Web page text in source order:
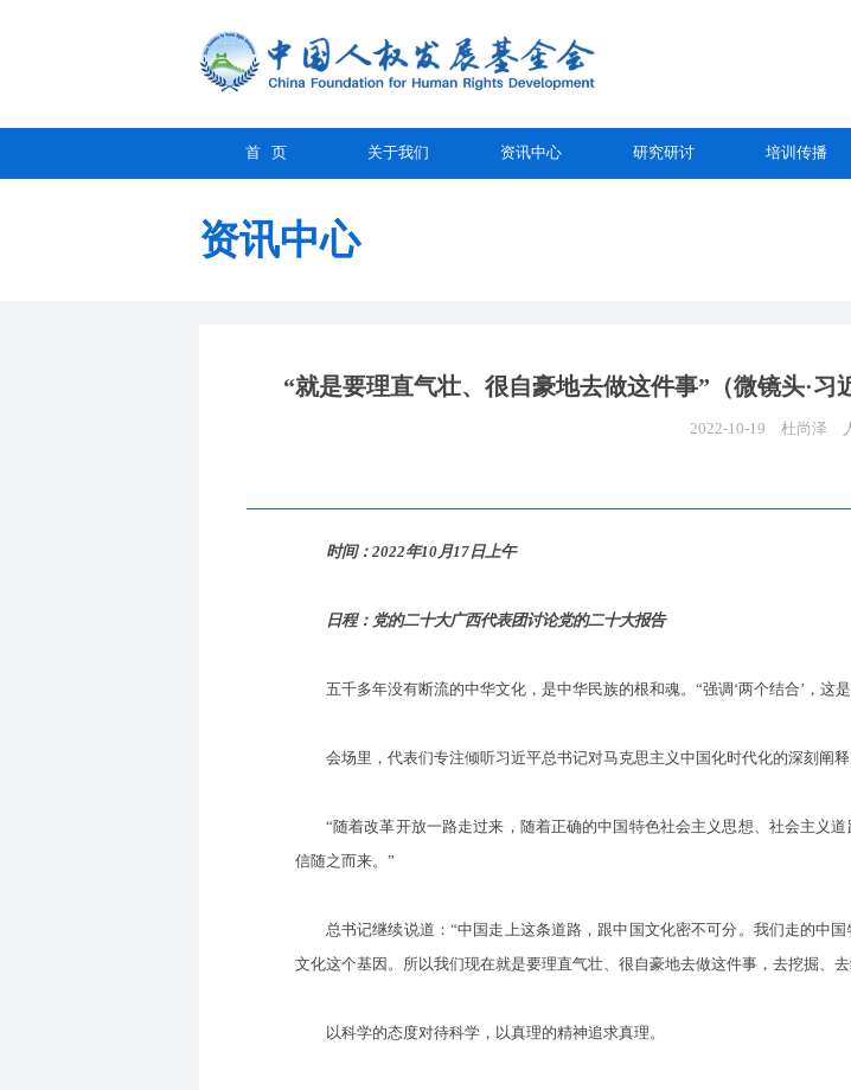
首 页 关于我们 资讯中心 研究研讨 培训传播
资讯中心
“就是要理直气壮、很自豪地去做这件事”（微镜头·习
2022-10-19 杜尚泽
时间：2022年10月17日上午
日程：党的二十大广西代表团讨论党的二十大报告
五千多年没有断流的中华文化，是中华民族的根和魂。“强调‘两个结合’，这
会场里，代表们专注倾听习近平总书记对马克思主义中国化时代化的深刻阐释
“随着改革开放一路走过来，随着正确的中国特色社会主义思想、社会主义道
信随之而来。”
总书记继续说道：“中国走上这条道路，跟中国文化密不可分。我们走的中国
文化这个基因。所以我们现在就是要理直气壮、很自豪地去做这件事，去挖掘、
以科学的态度对待科学，以真理的精神追求真理。